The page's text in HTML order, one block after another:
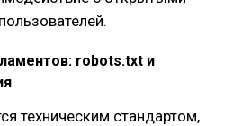
robots.txt и
техническим стандартом,